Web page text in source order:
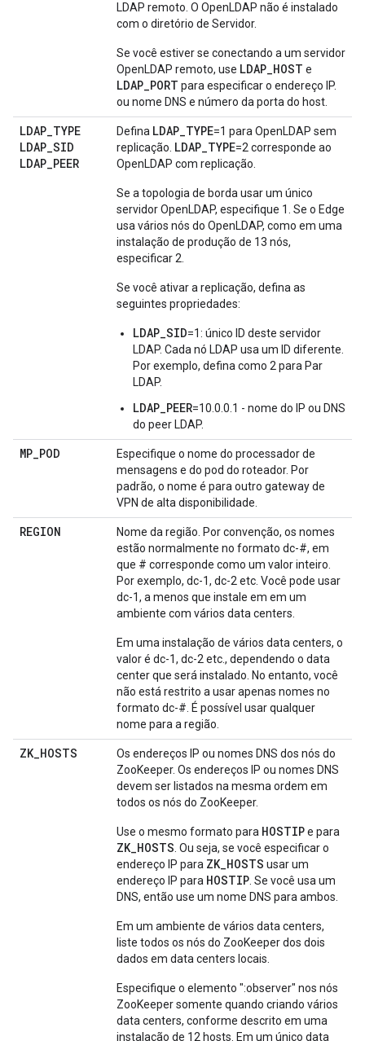
LDAP remoto. O OpenLDAP não é instalado
com o diretório de Servidor.
Se você estiver se conectando a um servidor
OpenLDAP remoto, use LDAP_HOST e
LDAP_PORT para especificar o endereço IP.
ou nome DNS e número da porta do host.
LDAP_TYPE
LDAP_SID
LDAP_PEER
Defina LDAP_TYPE=1 para OpenLDAP sem
replicação. LDAP_TYPE=2 corresponde ao
OpenLDAP com replicação.
Se a topologia de borda usar um único
servidor OpenLDAP, especifique 1. Se o Edge
usa vários nós do OpenLDAP, como em uma
instalação de produção de 13 nós,
especificar 2.
Se você ativar a replicação, defina as
seguintes propriedades:
LDAP_SID=1: único ID deste servidor
LDAP. Cada nó LDAP usa um ID diferente.
Por exemplo, defina como 2 para Par
LDAP.
LDAP_PEER=10.0.0.1 - nome do IP ou DNS
do peer LDAP.
MP_POD
Especifique o nome do processador de
mensagens e do pod do roteador. Por
padrão, o nome é para outro gateway de
VPN de alta disponibilidade.
REGION
Nome da região. Por convenção, os nomes
estão normalmente no formato dc-#, em
que # corresponde como um valor inteiro.
Por exemplo, dc-1, dc-2 etc. Você pode usar
dc-1, a menos que instale em em um
ambiente com vários data centers.
Em uma instalação de vários data centers, o
valor é dc-1, dc-2 etc., dependendo o data
center que será instalado. No entanto, você
não está restrito a usar apenas nomes no
formato dc-#. É possível usar qualquer
nome para a região.
ZK_HOSTS
Os endereços IP ou nomes DNS dos nós do
ZooKeeper. Os endereços IP ou nomes DNS
devem ser listados na mesma ordem em
todos os nós do ZooKeeper.
Use o mesmo formato para HOSTIPe para
ZK_HOSTS . Ou seja, se você especificar o
endereço IP para ZK_HOSTS usar um
endereço IP para HOSTIP . Se você usa um
DNS, então use um nome DNS para ambos.
Em um ambiente de vários data centers,
liste todos os nós do ZooKeeper dos dois
dados em data centers locais.
Especifique o elemento ":observer" nos nós
ZooKeeper somente quando criando vários
data centers, conforme descrito em uma
instalação de 12 hosts. Em um único data